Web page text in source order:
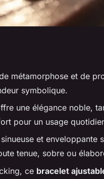
métamorphose et de
symbolique.
une élégance noble,
pour un usage
et enveloppante
tenue, sobre ou
ce bracelet